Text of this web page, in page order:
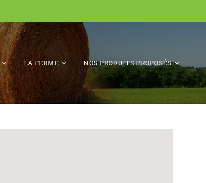
LA FERME NOS PRODUITS PROPOSÉS